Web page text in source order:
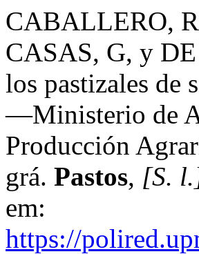
CABALLERO,
CASAS, G, y
los pastizales de
—Ministerio de
Producción
grá. Pastos, [S.
em:
https://